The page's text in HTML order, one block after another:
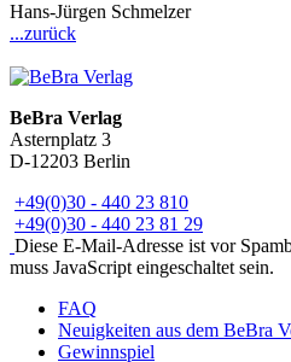
Hans-Jürgen Schmelzer
...zurück
BeBra Verlag
Asternplatz 3
D-12203 Berlin
+49(0)30 - 440 23 810
+49(0)30 - 440 23 81 29
Diese E-Mail-Adresse ist vor
muss JavaScript eingeschaltet sein.
FAQ
Neuigkeiten aus dem BeBra
Gewinnspiel